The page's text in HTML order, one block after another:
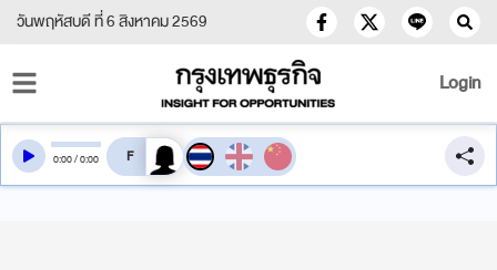
วันพฤหัสบดี ที่ 6 สิงหาคม 2569
Login
0:00/0:00 สลับเสียงอ่าน